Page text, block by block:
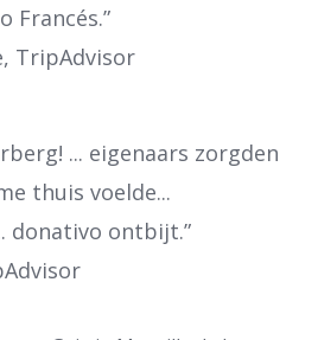
Francés.”
TripAdvisor
... eigenaars zorgden
thuis voelde...
donativo ontbijt.”